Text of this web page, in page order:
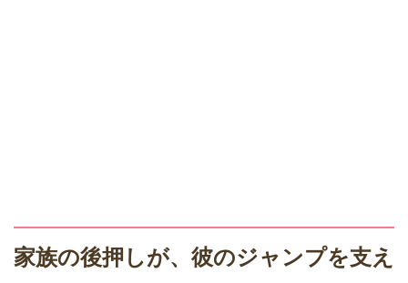
家族の後押しが、彼のジャンプを支え